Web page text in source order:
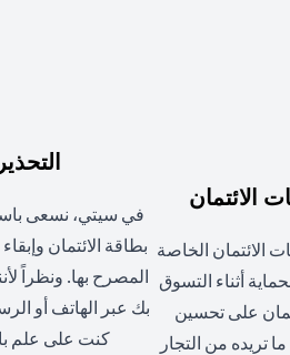
الائتمان
الائتمان الخاصة
أثناء التسوق
على تحسين
تريده من التجار
في سيتي، نسعى
بطاقة الائتمان
المصرح بها. ونظراً
بك عبر الهاتف أو
كنت على علم